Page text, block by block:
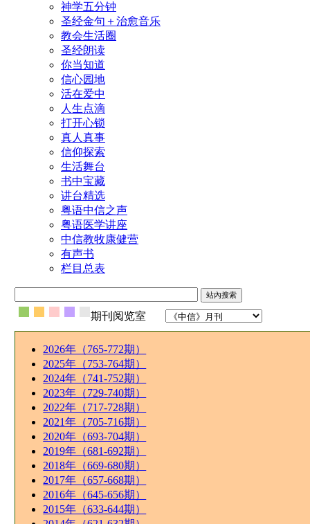
神学五分钟
圣经金句＋治愈音乐
教会生活圈
圣经朗读
你当知道
信心园地
活在爱中
人生点滴
打开心锁
真人真事
信仰探索
生活舞台
书中宝藏
讲台精选
粤语中信之声
粤语医学讲座
中信教牧康健营
有声书
栏目总表
期刊阅览室
2026年（765-772期）
2025年（753-764期）
2024年（741-752期）
2023年（729-740期）
2022年（717-728期）
2021年（705-716期）
2020年（693-704期）
2019年（681-692期）
2018年（669-680期）
2017年（657-668期）
2016年（645-656期）
2015年（633-644期）